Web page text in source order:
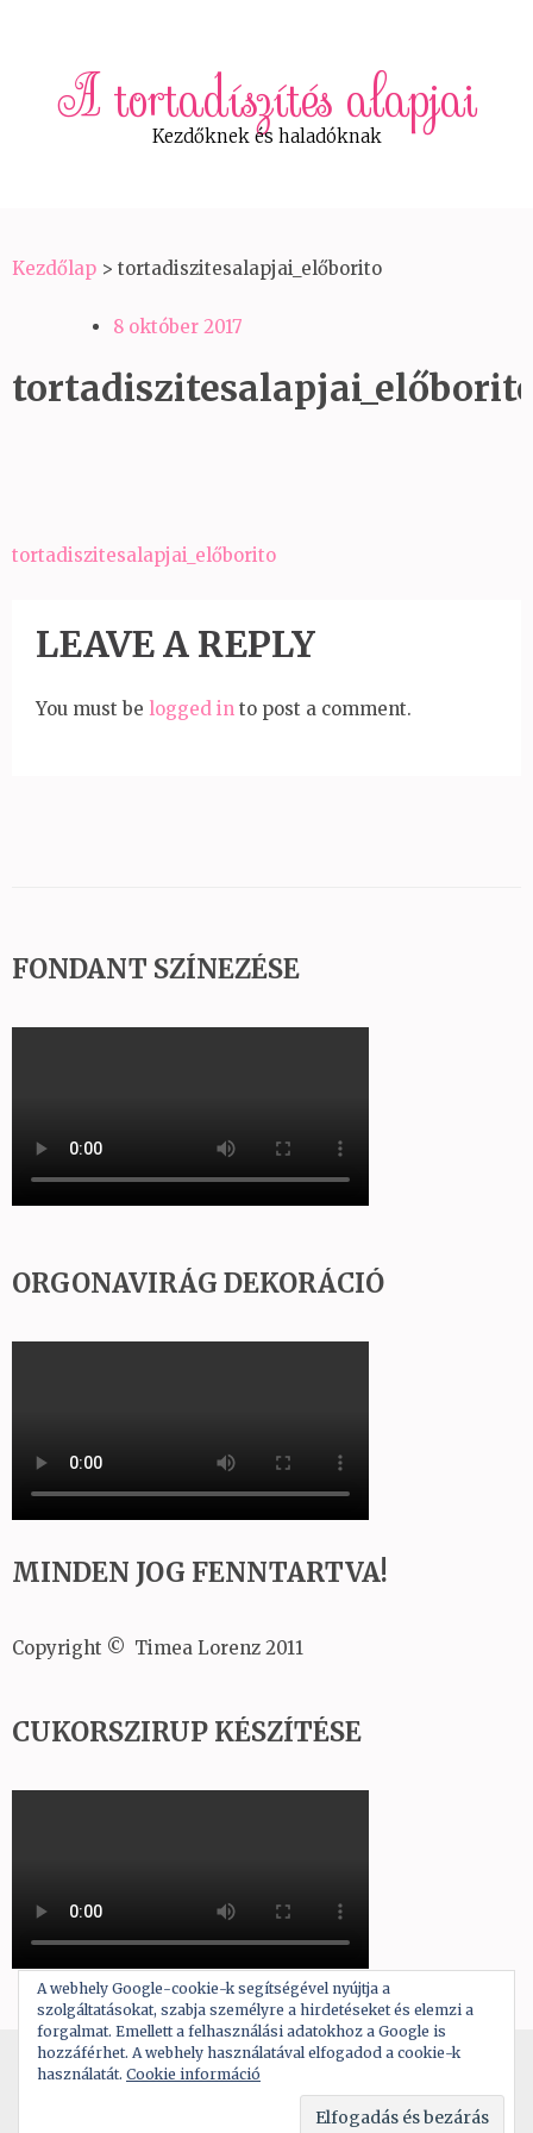
A tortadíszítés alapjai
Kezdőknek és haladóknak
Kezdőlap > tortadiszitesalapjai_előborito
8 október 2017
Bejegyzés
tortadiszitesalapjai_előborito
LEAVE A REPLY
You must be logged in to post a comment.
FONDANT SZÍNEZÉSE
ORGONAVIRÁG DEKORÁCIÓ
A webhely Google-cookie-k segítségével nyújtja a
szolgáltatásokat, szabja személyre a hirdetéseket és elemzi a
forgalmat. Emellett a felhasználási adatokhoz a Google is
hozzáférhet. A webhely használatával elfogadod a cookie-k
használatát. Cookie információ
MINDEN JOG FENNTARTVA!
Copyright © Timea Lorenz 2011
CUKORSZIRUP KÉSZÍTÉSE
Copyright © 2026A tortadíszítés alapjai
Rara Theme
WordPress